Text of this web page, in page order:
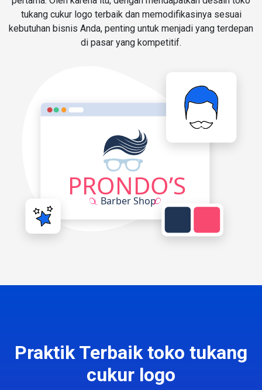
tukang cukur logo terbaik dan memodifikasinya sesuai
kebutuhan bisnis Anda, penting untuk menjadi yang terdepan
di pasar yang kompetitif.
Praktik Terbaik toko tukang
cukur logo